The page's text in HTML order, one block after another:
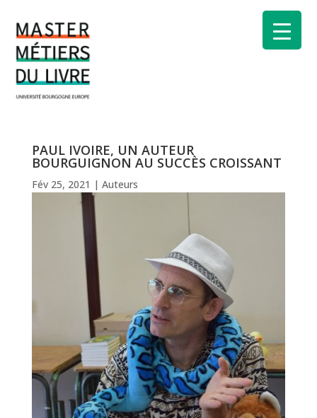
PAUL IVOIRE, UN AUTEUR
BOURGUIGNON AU SUCCÈS CROISSANT
Fév 25, 2021 | Auteurs